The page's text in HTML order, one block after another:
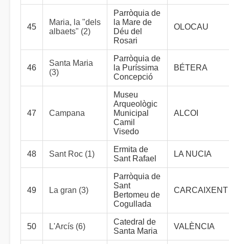
45
Maria, la "dels
albaets" (2)
Parròquia de
la Mare de
Déu del
Rosari
OLOCAU
46
Santa Maria
(3)
Parròquia de
la Puríssima
Concepció
BÉTERA
47 Campana
Museu
Arqueològic
Municipal
Camil
Visedo
ALCOI
48 Sant Roc (1)
Ermita de
Sant Rafael
LA NUCIA
49 La gran (3)
Parròquia de
Sant
Bertomeu de
Cogullada
CARCAIXENT
50 L'Arcís (6)
Catedral de
Santa Maria
VALÈNCIA